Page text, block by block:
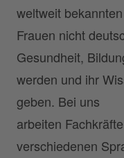
weltweit
Frauen nicht
Gesundheit,
werden und ihr
geben. Bei uns
arbeiten
verschiedenen